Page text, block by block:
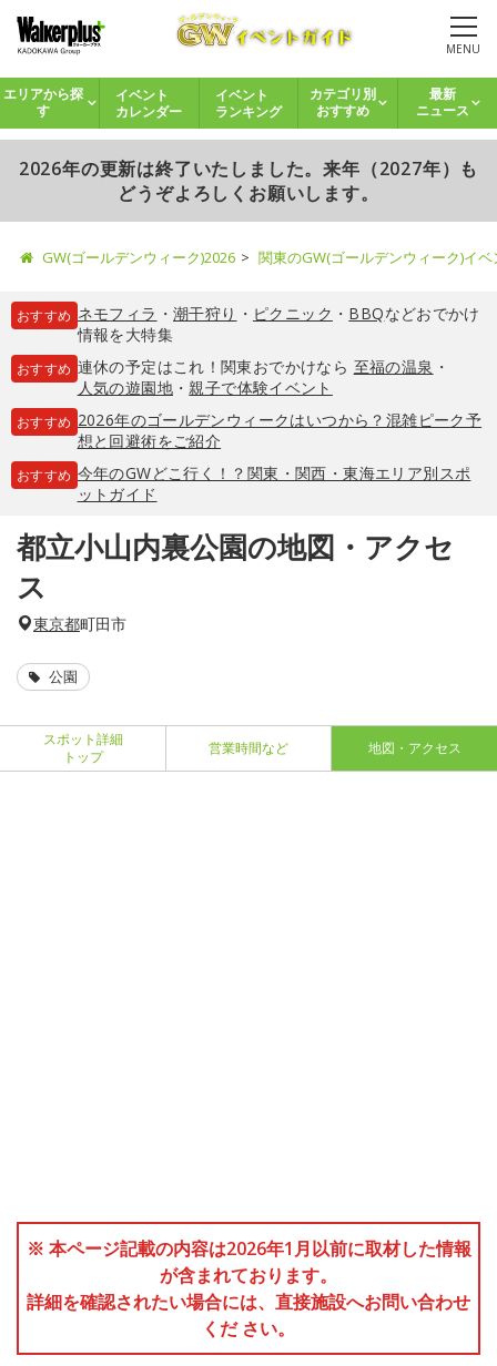
MENU
エリアから探
す
イベント
カレンダー
イベント
ランキング
カテゴリ別
おすすめ
最新
ニュース
2026年の更新は終了いたしました。来年（2027年）も
どうぞよろしくお願いします。
GW(ゴールデンウィーク)2026 関東のGW(ゴールデンウィーク)イ
おすすめ ネモフィラ ・ 潮干狩り ・ ピクニック ・ BBQなどおでかけ
情報を大特集
おすすめ 連休の予定はこれ！関東おでかけなら 至福の温泉 ・
人気の遊園地・親子で体験イベント
おすすめ 2026年のゴールデンウィークはいつから？混雑ピーク予
想と回避術をご紹介
おすすめ 今年のGWどこ行く！？関東・関西・東海エリア別スポ
ットガイド
都立小山内裏公園の地図・アクセ
ス
東京都町田市
公園
スポット詳細
トップ
営業時間など 地図・アクセス
※ 本ページ記載の内容は2026年1月以前に取材した情報
が含まれております。
詳細を確認されたい場合には、直接施設へお問い合わせ
くだ さい。